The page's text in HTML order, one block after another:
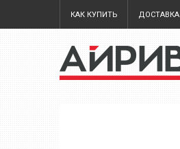
КАК КУПИТЬ ДОСТАВКА